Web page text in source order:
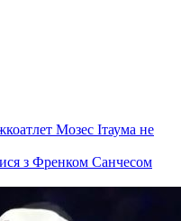
з Френком Санчесом